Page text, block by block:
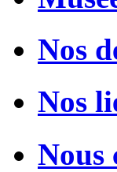
Nos
Nos
Nous